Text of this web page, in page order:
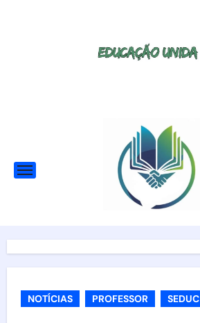
NOTÍCIAS PROFESSOR SEDUC